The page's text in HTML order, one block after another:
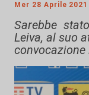
Mer 28 Aprile 2021
Sarebbe
Leiva, al suo